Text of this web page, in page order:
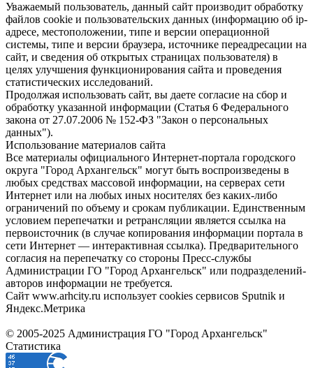
Уважаемый пользователь, данный сайт производит обработку
файлов cookie и пользовательских данных (информацию об ip-
адресе, местоположении, типе и версии операционной
системы, типе и версии браузера, источнике переадресации на
сайт, и сведения об открытых страницах пользователя) в
целях улучшения функционирования сайта и проведения
статистических исследований.
Продолжая использовать сайт, вы даете согласие на сбор и
обработку указанной информации (Статья 6 Федерального
закона от 27.07.2006 № 152-ФЗ "Закон о персональных
данных").
Использование материалов сайта
Все материалы официального Интернет-портала городского
округа "Город Архангельск" могут быть воспроизведены в
любых средствах массовой информации, на серверах сети
Интернет или на любых иных носителях без каких-либо
ограничений по объему и срокам публикации. Единственным
условием перепечатки и ретрансляции является ссылка на
первоисточник (в случае копирования информации портала в
сети Интернет — интерактивная ссылка). Предварительного
согласия на перепечатку со стороны Пресс-службы
Администрации ГО "Город Архангельск" или подразделений-
авторов информации не требуется.
Сайт www.arhcity.ru использует cookies сервисов Sputnik и
Яндекс.Метрика
© 2005-2025 Администрация ГО "Город Архангельск"
Статистика